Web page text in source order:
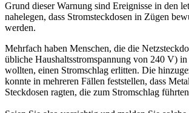
Grund dieser Warnung sind Ereignisse in den
nahelegen, dass Stromsteckdosen in Zügen
werden.
Mehrfach haben Menschen, die die
übliche Haushaltsstromspannung von 240 V)
wollten, einen Stromschlag erlitten. Die
konnte in mehreren Fällen feststellen, dass
Steckdosen ragten, die zum Stromschlag